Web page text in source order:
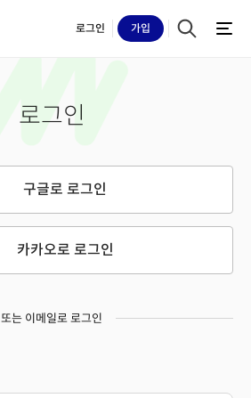
로그인 가입
로그인
구글로 로그인
카카오로 로그인
또는 이메일로 로그인